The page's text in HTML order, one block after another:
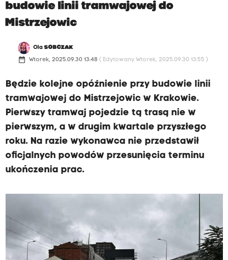
budowie linii tramwajowej do
Mistrzejowic
OlaSOBCZAK
date_range Wtorek, 2025.09.30 13:48 ( Edytowany Wtorek, 2025.09.30 13:55 )
Będzie kolejne opóźnienie przy budowie linii
tramwajowej do Mistrzejowic w Krakowie.
Pierwszy tramwaj pojedzie tą trasą nie w
pierwszym, a w drugim kwartale przyszłego
roku. Na razie wykonawca nie przedstawił
oficjalnych powodów przesunięcia terminu
ukończenia prac.